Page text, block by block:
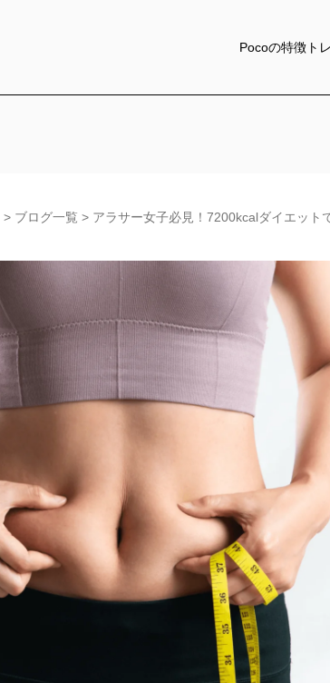
Pocoの特徴 ト
> ブログ一覧 > アラサー女子必見！7200kcalダイエット